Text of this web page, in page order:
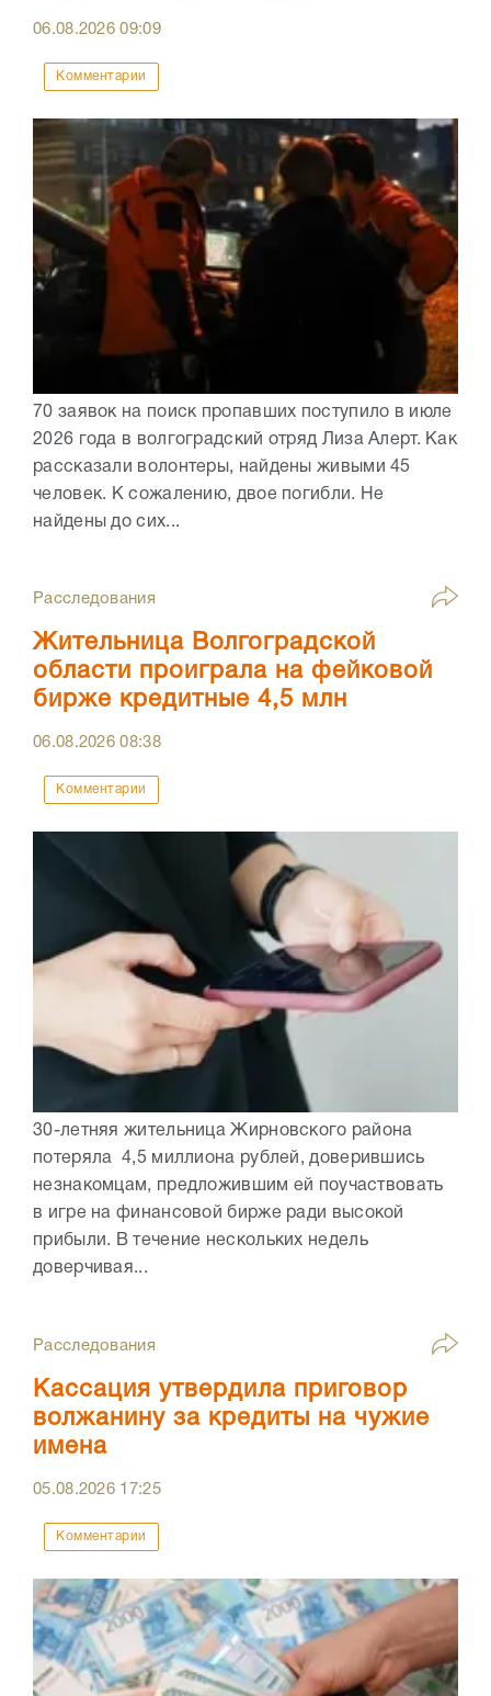
06.08.202609:09
Комментарии
70 заявок на поиск пропавших поступило в июле
2026 года в волгоградский отряд Лиза Алерт. Как
рассказали волонтеры, найдены живыми 45
человек. К сожалению, двое погибли. Не
найдены до сих...
Расследования
Жительница Волгоградской
области проиграла на фейковой
бирже кредитные 4,5 млн
06.08.202608:38
Комментарии
30-летняя жительница Жирновского района
потеряла 4,5 миллиона рублей, доверившись
незнакомцам, предложившим ей поучаствовать
в игре на финансовой бирже ради высокой
прибыли. В течение нескольких недель
доверчивая...
Расследования
Кассация утвердила приговор
волжанину за кредиты на чужие
имена
05.08.2026 17:25
Комментарии